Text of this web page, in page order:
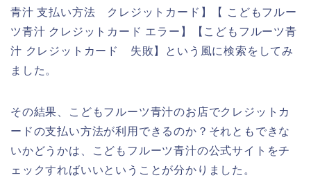
青汁 支払い方法 クレジットカード】【 こどもフルー
ツ青汁 クレジットカード エラー】【こどもフルーツ青
汁 クレジットカード 失敗】という風に検索をしてみ
ました。
その結果、こどもフルーツ青汁のお店でクレジットカ
ードの支払い方法が利用できるのか？それともできな
いかどうかは、こどもフルーツ青汁の公式サイトをチ
ェックすればいいということが分かりました。